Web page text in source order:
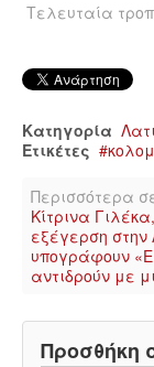
Τελευταία
Κατηγορία
Ετικέτες
Περισσότερα
Κίτρινα
εξέγερση στην
υπογράφουν
αντιδρούν με
Προσθήκη